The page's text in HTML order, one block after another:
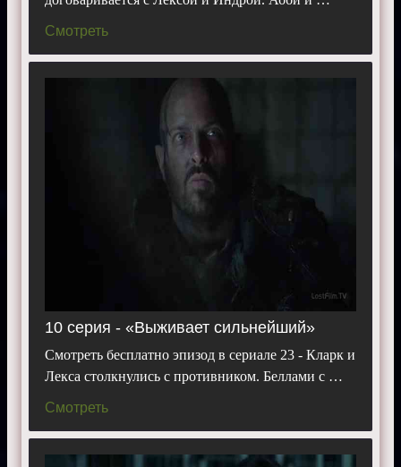
Смотреть
10 серия - «Выживает сильнейший»
Смотреть бесплатно эпизод в сериале 23 - Кларк и
Лекса столкнулись с противником. Беллами с …
Смотреть